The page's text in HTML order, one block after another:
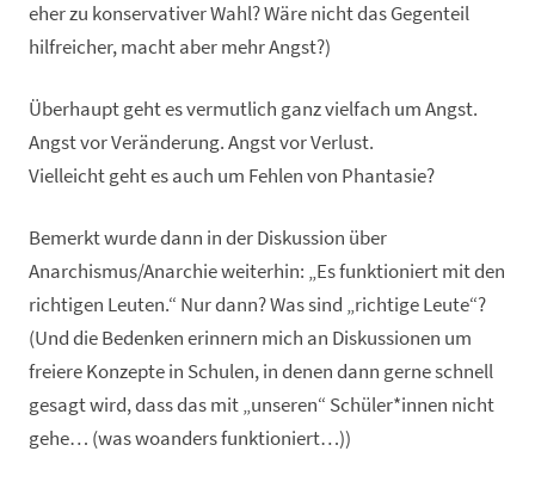
eher zu konservativer Wahl? Wäre nicht das Gegenteil
hilfreicher, macht aber mehr Angst?)
Überhaupt geht es vermutlich ganz vielfach um Angst.
Angst vor Veränderung. Angst vor Verlust.
Vielleicht geht es auch um Fehlen von Phantasie?
Bemerkt wurde dann in der Diskussion über
Anarchismus/Anarchie weiterhin: „Es funktioniert mit den
richtigen Leuten.“ Nur dann? Was sind „richtige Leute“?
(Und die Bedenken erinnern mich an Diskussionen um
freiere Konzepte in Schulen, in denen dann gerne schnell
gesagt wird, dass das mit „unseren“ Schüler*innen nicht
gehe… (was woanders funktioniert…))